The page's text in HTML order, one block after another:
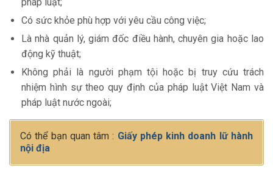
Có sức khỏe phù hợp với yêu cầu công việc;
Là nhà quản lý, giám đốc điều hành, chuyên gia hoặc lao
động kỹ thuật;
Không phải là người phạm tội hoặc bị truy cứu trách
nhiệm hình sự theo quy định của pháp luật Việt Nam và
pháp luật nước ngoài;
Có thể bạn quan tâm : Giấy phép kinh doanh lữ hành
nội địa